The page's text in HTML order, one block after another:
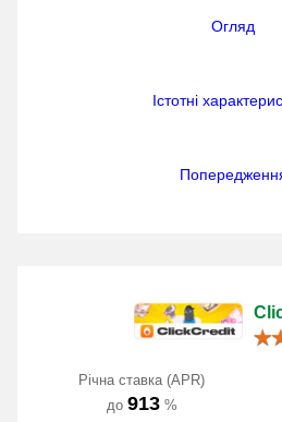
Огляд
Істотні
Річна ставка (APR)
до 913%